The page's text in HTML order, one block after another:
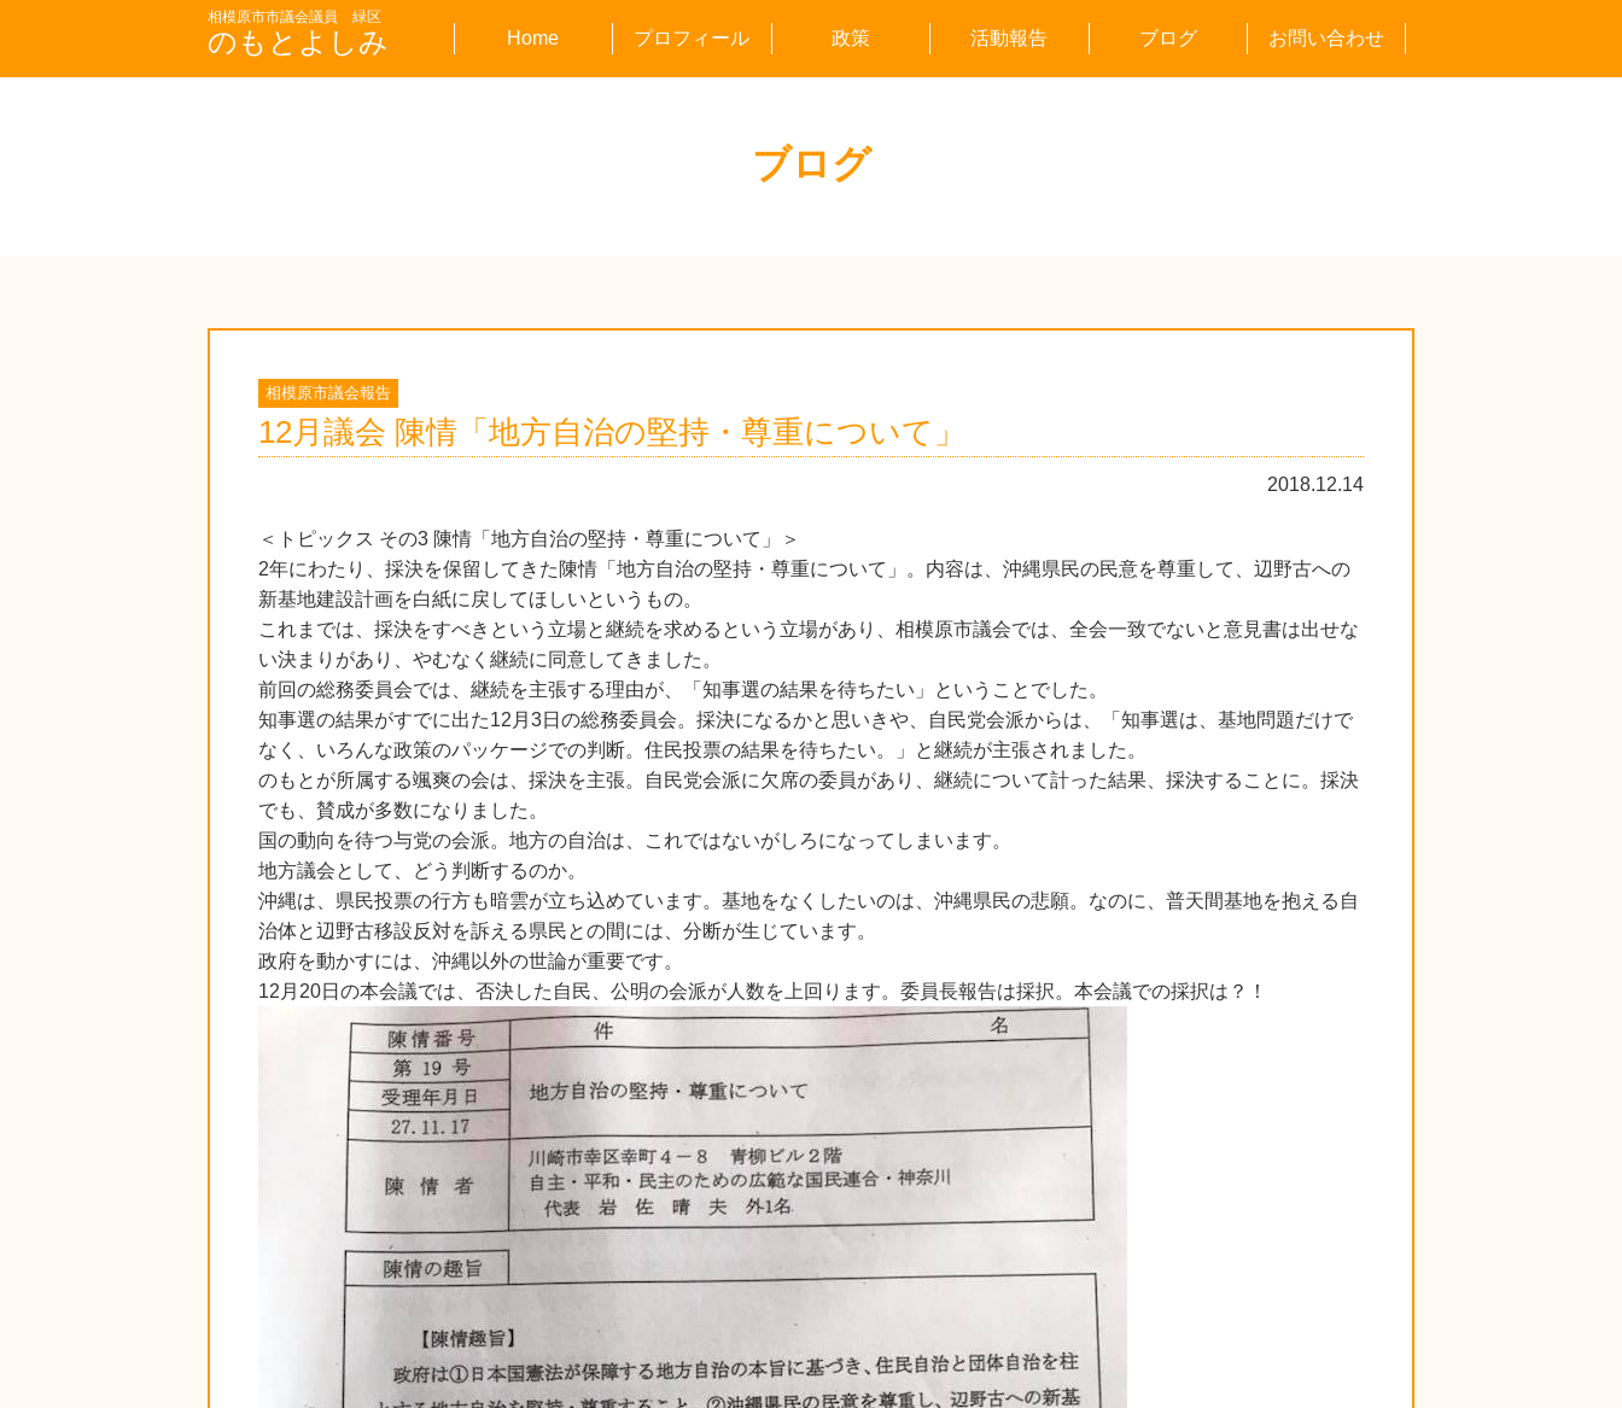
相模原市市議会議員 緑区
のもとよしみ Home プロフィール 政策 活動報告 ブログ お問い合わせ
ブログ
相模原市議会報告
12月議会 陳情「地方自治の堅持・尊重について」
2018.12.14
＜トピックス その3 陳情「地方自治の堅持・尊重について」＞
2年にわたり、採決を保留してきた陳情「地方自治の堅持・尊重について」。内容は、沖縄県民の民意を尊重して、辺野古への
新基地建設計画を白紙に戻してほしいというもの。
これまでは、採決をすべきという立場と継続を求めるという立場があり、相模原市議会では、全会一致でないと意見書は出せな
い決まりがあり、やむなく継続に同意してきました。
前回の総務委員会では、継続を主張する理由が、「知事選の結果を待ちたい」ということでした。
知事選の結果がすでに出た12月3日の総務委員会。採決になるかと思いきや、自民党会派からは、「知事選は、基地問題だけで
なく、いろんな政策のパッケージでの判断。住民投票の結果を待ちたい。」と継続が主張されました。
のもとが所属する颯爽の会は、採決を主張。自民党会派に欠席の委員があり、継続について計った結果、採決することに。採決
でも、賛成が多数になりました。
国の動向を待つ与党の会派。地方の自治は、これではないがしろになってしまいます。
地方議会として、どう判断するのか。
沖縄は、県民投票の行方も暗雲が立ち込めています。基地をなくしたいのは、沖縄県民の悲願。なのに、普天間基地を抱える自
治体と辺野古移設反対を訴える県民との間には、分断が生じています。
政府を動かすには、沖縄以外の世論が重要です。
12月20日の本会議では、否決した自民、公明の会派が人数を上回ります。委員長報告は採択。本会議での採択は？！